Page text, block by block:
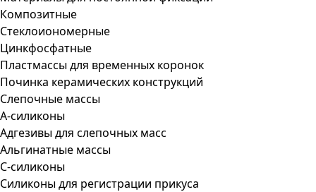
Композитные
Стеклоиономерные
Цинкфосфатные
Пластмассы для временных коронок
Починка керамических конструкций
Слепочные массы
А-силиконы
Адгезивы для слепочных масс
Альгинатные массы
С-силиконы
Силиконы для регистрации прикуса